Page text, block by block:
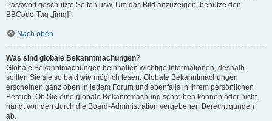
Passwort geschützte Seiten usw. Um das Bild anzuzeigen, benutze den
BBCode-Tag „[img]“.
Nach oben
Was sind globale Bekanntmachungen?
Globale Bekanntmachungen beinhalten wichtige Informationen, deshalb
sollten Sie sie so bald wie möglich lesen. Globale Bekanntmachungen
erscheinen ganz oben in jedem Forum und ebenfalls in Ihrem persönlichen
Bereich. Ob Sie eine globale Bekanntmachung schreiben können oder nicht,
hängt von den durch die Board-Administration vergebenen Berechtigungen
ab.